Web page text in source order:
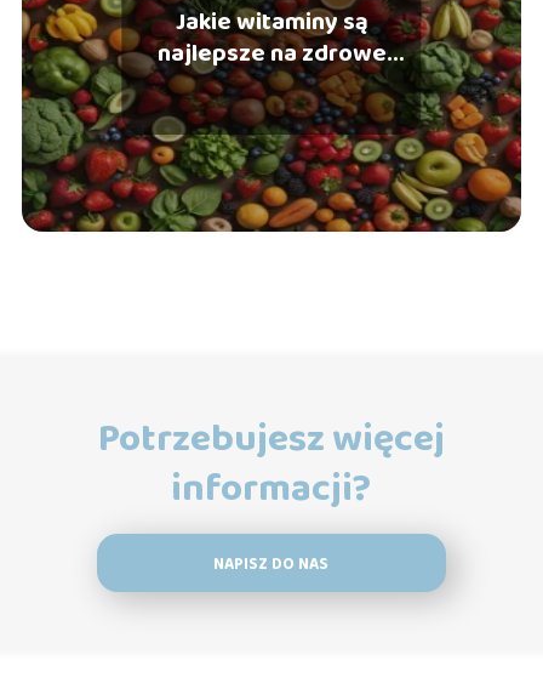
Jakie witaminy są
najlepsze na zdrowe
paznokcie?
Potrzebujesz więcej
informacji?
NAPISZ DO NAS